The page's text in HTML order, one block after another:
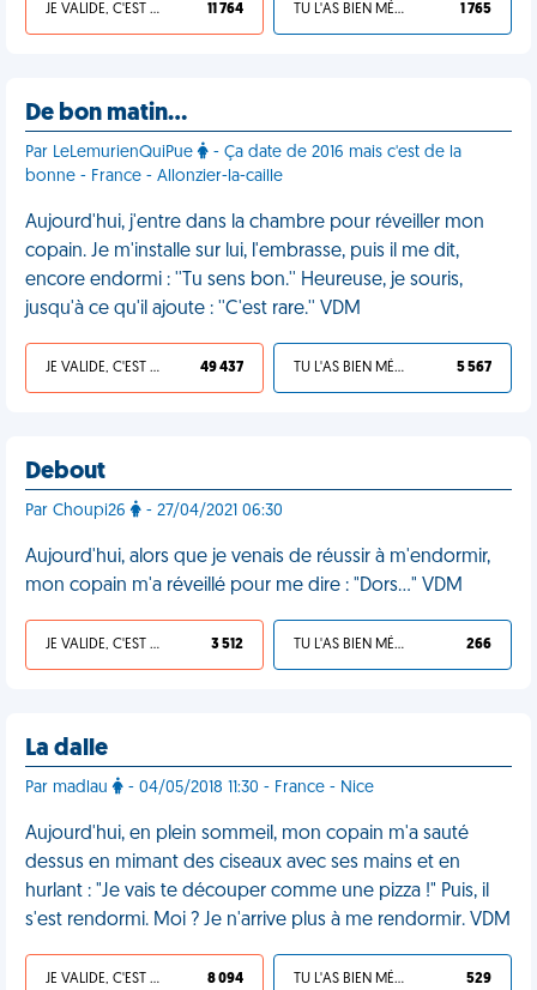
JE VALIDE, C'EST UNE VDM 11 764 TU L'AS BIEN MÉRITÉ 1 765
De bon matin…
Par LeLemurienQuiPue
- Ça date de 2016 mais c'est de la
bonne - France - Allonzier-la-caille
Aujourd'hui, j'entre dans la chambre pour réveiller mon
copain. Je m'installe sur lui, l'embrasse, puis il me dit,
encore endormi : ''Tu sens bon.'' Heureuse, je souris,
jusqu'à ce qu'il ajoute : ''C'est rare.'' VDM
JE VALIDE, C'EST UNE VDM 49 437 TU L'AS BIEN MÉRITÉ 5 567
Debout
Par Choupi26 - 27/04/2021 06:30
Aujourd'hui, alors que je venais de réussir à m'endormir,
mon copain m'a réveillé pour me dire : "Dors…" VDM
JE VALIDE, C'EST UNE VDM 3 512 TU L'AS BIEN MÉRITÉ 266
La dalle
Par madlau - 04/05/2018 11:30 - France - Nice
Aujourd'hui, en plein sommeil, mon copain m'a sauté
dessus en mimant des ciseaux avec ses mains et en
hurlant : "Je vais te découper comme une pizza !" Puis, il
s'est rendormi. Moi ? Je n'arrive plus à me rendormir. VDM
JE VALIDE, C'EST UNE VDM 8 094 TU L'AS BIEN MÉRITÉ 529